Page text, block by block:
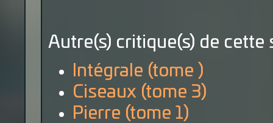
Autre(s) critique(s) de cette
Intégrale (tome )
Ciseaux (tome 3)
Pierre (tome 1)